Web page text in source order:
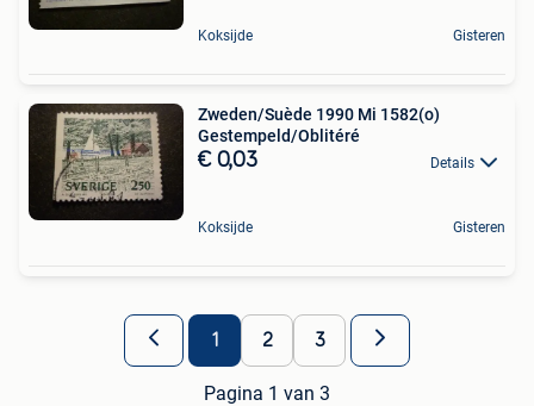
Koksijde Gisteren
Zweden/Suède 1990 Mi 1582(o)
Gestempeld/Oblitéré
€ 0,03 Details
Koksijde Gisteren
1 2 3
Pagina 1 van 3